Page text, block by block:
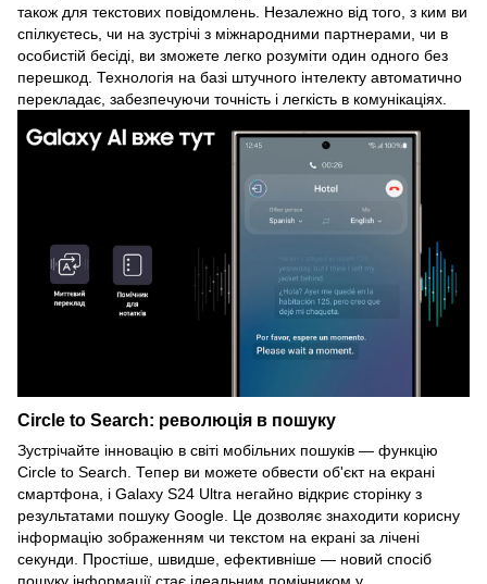
також для текстових повідомлень. Незалежно від того, з ким ви
спілкуєтесь, чи на зустрічі з міжнародними партнерами, чи в
особистій бесіді, ви зможете легко розуміти один одного без
перешкод. Технологія на базі штучного інтелекту автоматично
перекладає, забезпечуючи точність і легкість в комунікаціях.
Circle to Search: революція в пошуку
Зустрічайте інновацію в світі мобільних пошуків — функцію
Circle to Search. Тепер ви можете обвести об'єкт на екрані
смартфона, і Galaxy S24 Ultra негайно відкриє сторінку з
результатами пошуку Google. Це дозволяє знаходити корисну
інформацію зображенням чи текстом на екрані за лічені
секунди. Простіше, швидше, ефективніше — новий спосіб